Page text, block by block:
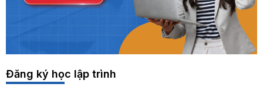
Đăng ký học lập trình